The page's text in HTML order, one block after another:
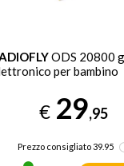
80083 puzzle 4
€ 6,95
Prezzo consigliato9.95